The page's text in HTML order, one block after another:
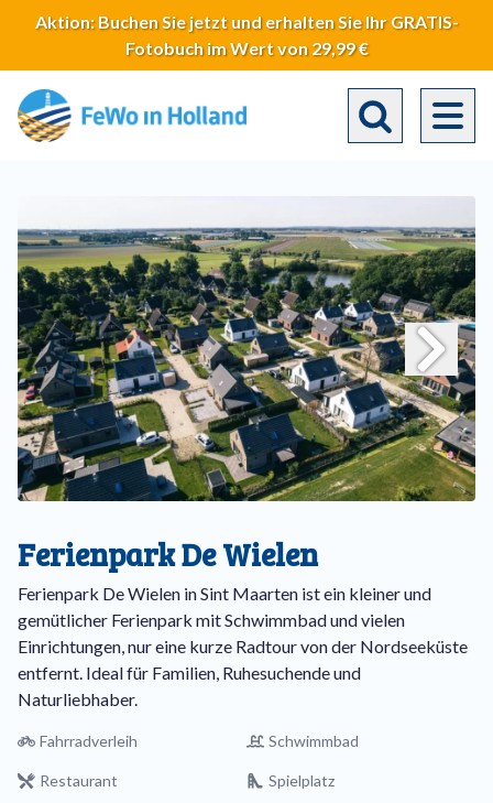
Direkt
Inhalt
Aktion: Buchen Sie jetzt und erhalten Sie Ihr GRATIS-
Fotobuch im Wert von 29,99 €
Toggle search
Ferienpark De Wielen
Ferienpark De Wielen in Sint Maarten ist ein kleiner und
gemütlicher Ferienpark mit Schwimmbad und vielen
Einrichtungen, nur eine kurze Radtour von der Nordseeküste
entfernt. Ideal für Familien, Ruhesuchende und
Naturliebhaber.
Fahrradverleih Schwimmbad
Restaurant Spielplatz